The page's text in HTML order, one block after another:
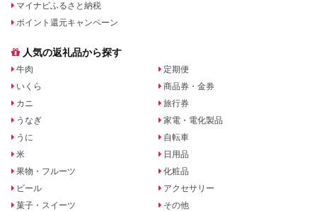
マイナビふるさと納税
ポイント還元キャンペーン
人気の返礼品から探す
牛肉
いくら
カニ
うなぎ
うに
米
果物・フルーツ
ビール
菓子・スイーツ
定期便
商品券・金券
旅行券
家電・電化製品
自転車
日用品
化粧品
アクセサリー
その他